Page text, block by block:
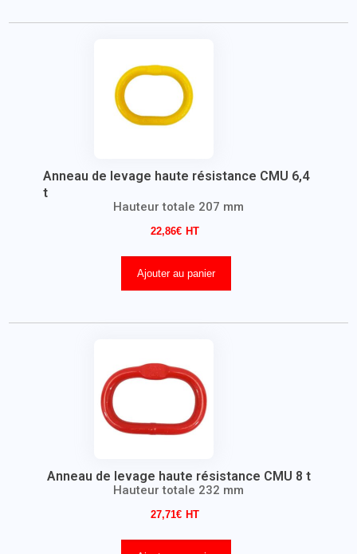
Anneau de levage haute résistance CMU 6,4
t
Hauteur totale 207 mm
22,86€
Ajouter au panier
Anneau de levage haute résistance CMU 8 t
Hauteur totale 232 mm
27,71€